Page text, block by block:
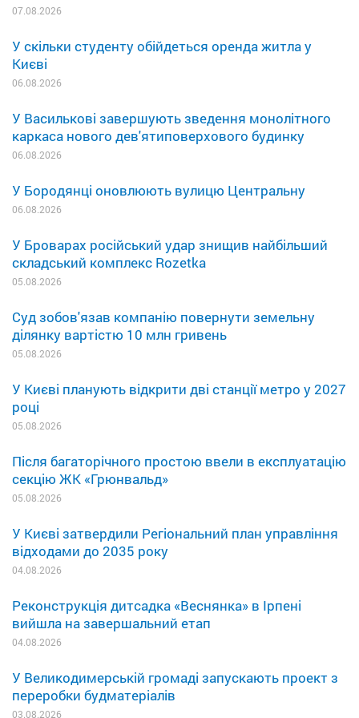
07.08.2026
У скільки студенту обійдеться оренда житла у
Києві
06.08.2026
У Василькові завершують зведення монолітного
каркаса нового дев'ятиповерхового будинку
06.08.2026
У Бородянці оновлюють вулицю Центральну
06.08.2026
У Броварах російський удар знищив найбільший
складський комплекс Rozetka
05.08.2026
Суд зобов'язав компанію повернути земельну
ділянку вартістю 10 млн гривень
05.08.2026
У Києві планують відкрити дві станції метро у 2027
році
05.08.2026
Після багаторічного простою ввели в експлуатацію
секцію ЖК «Грюнвальд»
05.08.2026
У Києві затвердили Регіональний план управління
відходами до 2035 року
04.08.2026
Реконструкція дитсадка «Веснянка» в Ірпені
вийшла на завершальний етап
04.08.2026
У Великодимерській громаді запускають проект з
переробки будматеріалів
03.08.2026